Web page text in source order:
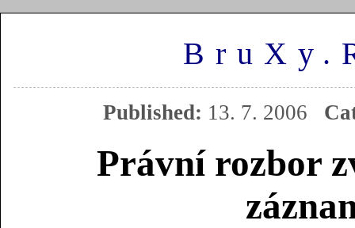
Published: 13. 7. 2006
Právní rozbor